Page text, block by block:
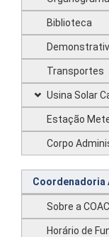
Biblioteca
Transportes
Usina Solar
Estação
Corpo
Coordenadoria
Sobre a
Horário de